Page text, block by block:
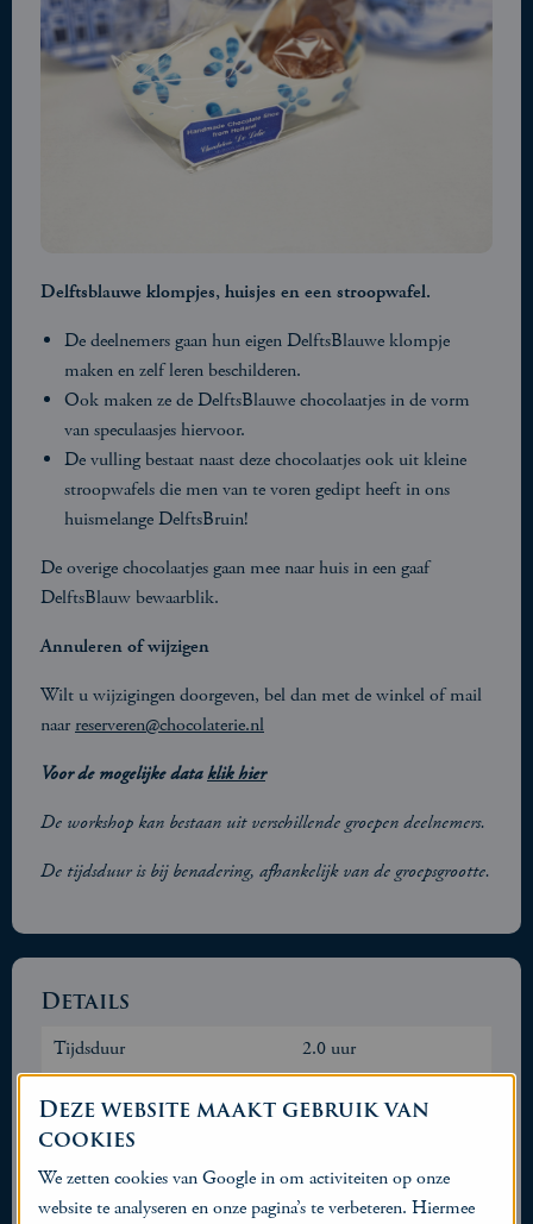
Delftsblauwe klompjes, huisjes en een stroopwafel.
De deelnemers gaan hun eigen DelftsBlauwe klompje
maken en zelf leren beschilderen.
Ook maken ze de DelftsBlauwe chocolaatjes in de vorm
van speculaasjes hiervoor.
De vulling bestaat naast deze chocolaatjes ook uit kleine
stroopwafels die men van te voren gedipt heeft in ons
huismelange DelftsBruin!
De overige chocolaatjes gaan mee naar huis in een gaaf
DelftsBlauw bewaarblik.
Annuleren of wijzigen
Wilt u wijzigingen doorgeven, bel dan met de winkel of mail
naarreserveren@chocolaterie.nl
Voor de mogelijke dataklik hier
De workshop kan bestaan uit verschillende groepen deelnemers.
De tijdsduur is bij benadering, afhankelijk van de groepsgrootte.
Details
Tijdsduur
2.0 uur
Prijs p.p.
€50,00
Deze website maakt gebruik van
cookies
We zetten cookies van Google in om activiteiten op onze
website te analyseren en onze pagina’s te verbeteren. Hiermee